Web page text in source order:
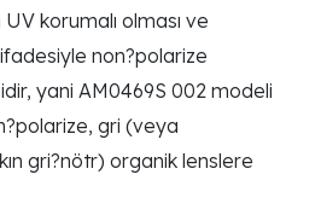
korumalı olması ve
non?polarize
yani AM0469S 002 modeli
gri (veya
gri?nötr) organik lenslere